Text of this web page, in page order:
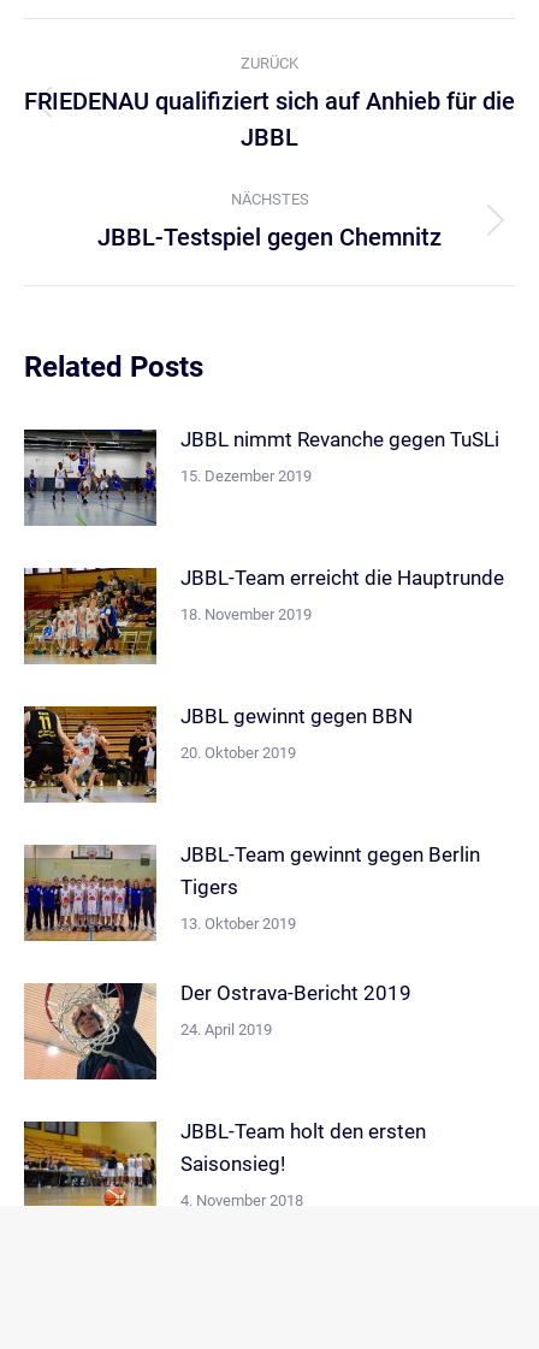
Kommentarnavigation
ZURÜCK
Vorheriger
Beitrag:
FRIEDENAU qualifiziert sich auf Anhieb für die
JBBL
NÄCHSTES
Nächster
JBBL-Testspiel gegen Chemnitz
Related Posts
JBBL nimmt Revanche gegen TuSLi
15. Dezember 2019
JBBL-Team erreicht die Hauptrunde
18. November 2019
JBBL gewinnt gegen BBN
20. Oktober 2019
JBBL-Team gewinnt gegen Berlin
Tigers
13. Oktober 2019
Der Ostrava-Bericht 2019
24. April 2019
JBBL-Team holt den ersten
Saisonsieg!
4. November 2018